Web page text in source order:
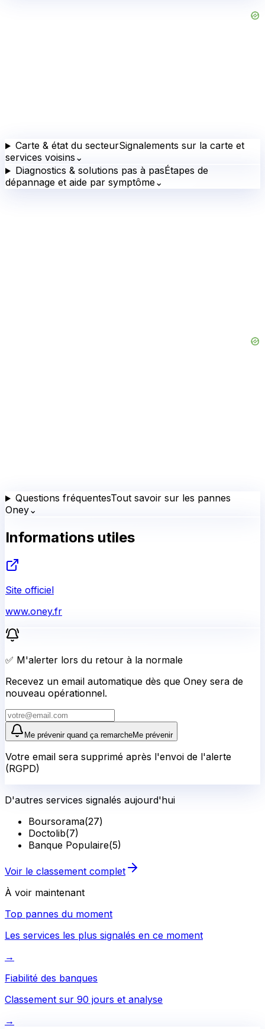
Carte & état du secteurSignalements sur la carte et
services voisins ⌄
Diagnostics & solutions pas à pasÉtapes de
dépannage et aide par symptôme⌄
Questions fréquentesTout savoir sur les pannes
Oney⌄
Informations utiles
Site officiel
www.oney.fr
✅ M'alerter lors du retour à la normale
Recevez un email automatique dès que Oney sera de
nouveau opérationnel.
Me prévenir quand ça remarcheMe prévenir
Votre email sera supprimé après l'envoi de l'alerte
(RGPD)
D'autres services signalés aujourd'hui
Boursorama(27)
Doctolib(7)
Banque Populaire(5)
Voir le classement complet
À voir maintenant
Top pannes du moment
Les services les plus signalés en ce moment
→
Fiabilité des banques
Classement sur 90 jours et analyse
→